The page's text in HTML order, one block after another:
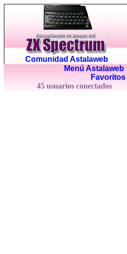
Comunidad Astalaweb
Menú Astalaweb|
Favoritos
45 usuarios conectados